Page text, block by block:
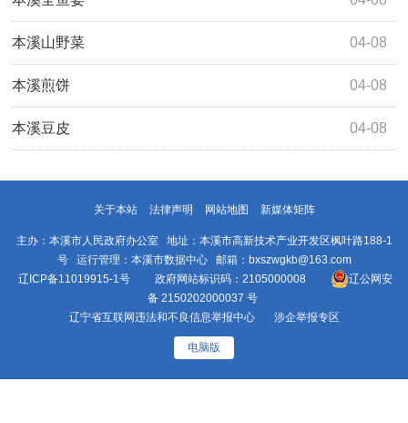
04-08
本溪山野菜
04-08
本溪煎饼
04-08
本溪豆皮
关于本站 法律声明 网站地图 新媒体矩阵
主办：本溪市人民政府办公室 地址：本溪市高新技术产业开发区枫叶路188-1
号 运行管理：本溪市数据中心 邮箱：bxszwgkb@163.com
辽ICP备11019915-1号 政府网站标识码：2105000008
辽公网安
备 2150202000037 号
辽宁省互联网违法和不良信息举报中心
涉企举报专区
电脑版